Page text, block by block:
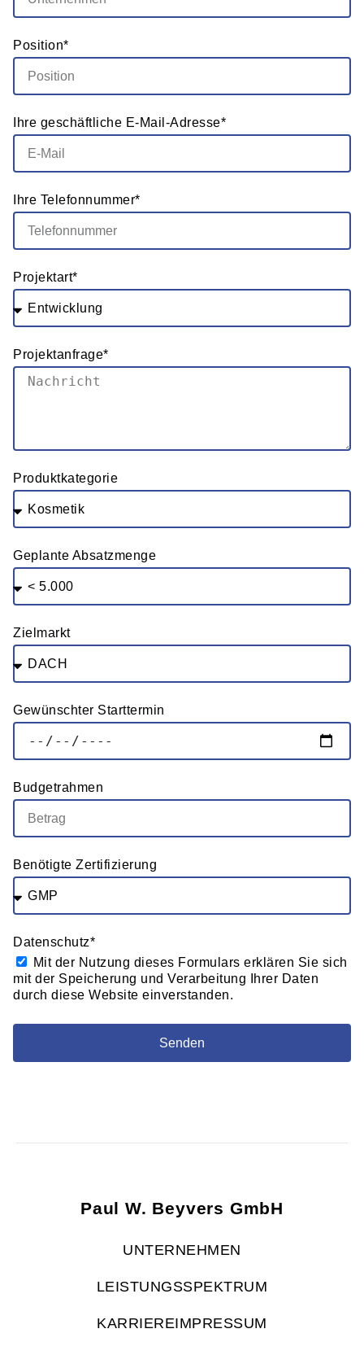
Position*
Ihre geschäftliche E-Mail-Adresse*
Ihre Telefonnummer*
Projektart*
Projektanfrage*
Produktkategorie
Geplante Absatzmenge
Zielmarkt
Gewünschter Starttermin
Budgetrahmen
Benötigte Zertifizierung
Datenschutz*
Mit der Nutzung dieses Formulars erklären Sie sich
mit der Speicherung und Verarbeitung Ihrer Daten
durch diese Website einverstanden.
Senden
Paul W. Beyvers GmbH
UNTERNEHMEN
LEISTUNGSSPEKTRUM
KARRIEREIMPRESSUM